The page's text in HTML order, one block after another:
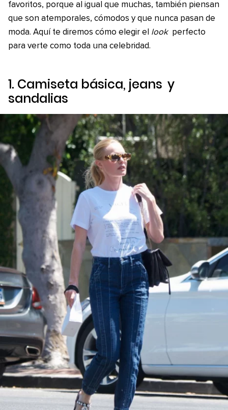
favoritos, porque al igual que muchas, también piensan
que son atemporales, cómodos y que nunca pasan de
moda. Aquí te diremos cómo elegir el look perfecto
para verte como toda una celebridad.
1. Camiseta básica, jeans y
sandalias